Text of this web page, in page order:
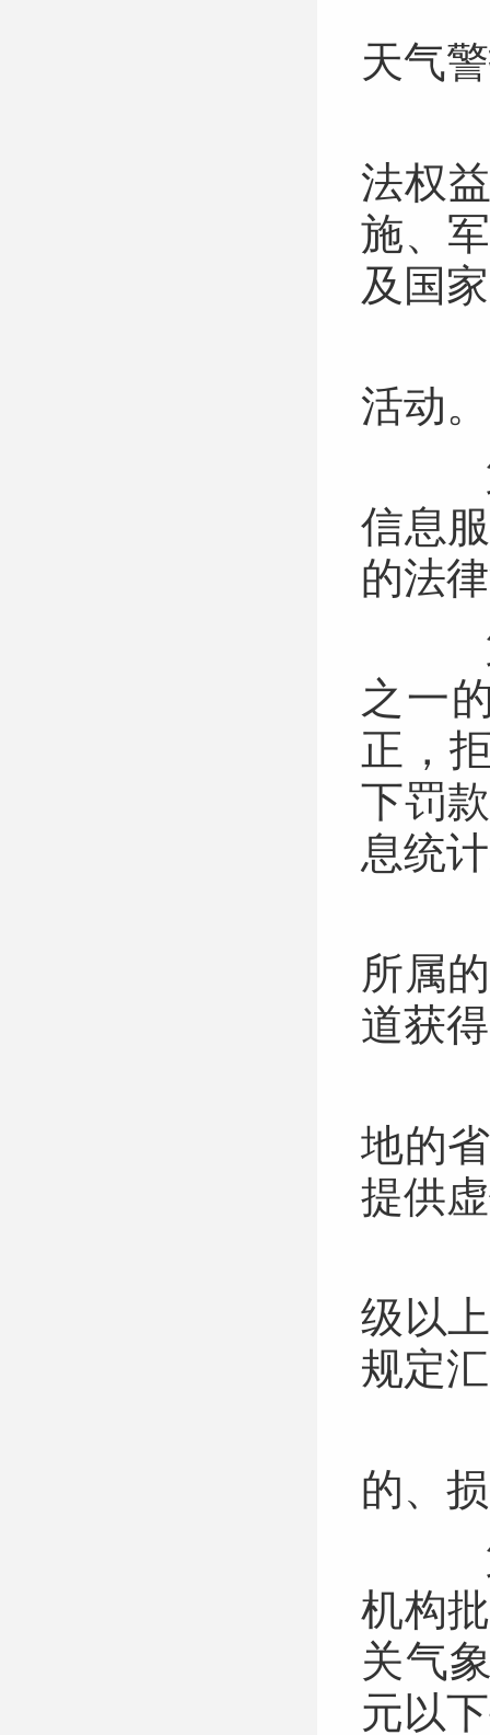
天气
法权
施、
及国
活动
第
信息
的法
第
之一
正，
下罚
息统
所属
道获
地的
提供
级以
规定
的、
第
机构
关气
元以